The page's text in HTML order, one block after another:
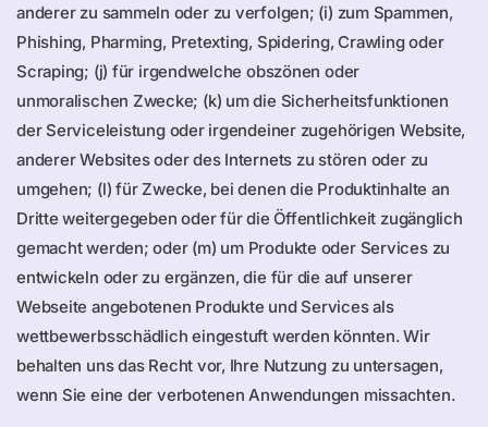
anderer zu sammeln oder zu verfolgen; (i) zum Spammen,
Phishing, Pharming, Pretexting, Spidering, Crawling oder
Scraping; (j) für irgendwelche obszönen oder
unmoralischen Zwecke; (k) um die Sicherheitsfunktionen
der Serviceleistung oder irgendeiner zugehörigen Website,
anderer Websites oder des Internets zu stören oder zu
umgehen; (l) für Zwecke, bei denen die Produktinhalte an
Dritte weitergegeben oder für die Öffentlichkeit zugänglich
gemacht werden; oder (m) um Produkte oder Services zu
entwickeln oder zu ergänzen, die für die auf unserer
Webseite angebotenen Produkte und Services als
wettbewerbsschädlich eingestuft werden könnten. Wir
behalten uns das Recht vor, Ihre Nutzung zu untersagen,
wenn Sie eine der verbotenen Anwendungen missachten.